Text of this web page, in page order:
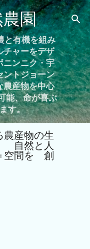
テンツに移動
園
と有機を組み
チャーをデザ
ニンニク・宇
ントジョーン
農産物を中心
能、命が喜ぶ
す。
産物の生
自然と人
空間を 創